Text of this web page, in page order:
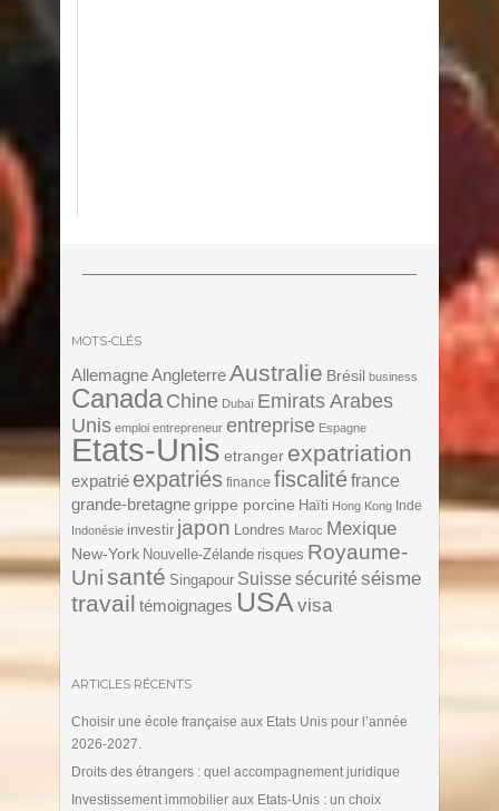
MOTS-CLÉS
Allemagne AngleterreAustralie Brésil business
Canada Chine Dubaï Emirats Arabes
Unis emploi entrepreneur entreprise Espagne
Etats-Unis etranger expatriation
expatrié expatriés finance fiscalitéfrance
grande-bretagne grippe porcine Haïti Hong Kong Inde
Indonésie investir japon Londres Maroc Mexique
New-York Nouvelle-Zélande risques Royaume-
Unisanté Singapour Suisse sécurité séisme
travail témoignages USA visa
ARTICLES RÉCENTS
Choisir une école française aux Etats Unis pour l’année
2026-2027.
Droits des étrangers : quel accompagnement juridique
Investissement immobilier aux Etats-Unis : un choix